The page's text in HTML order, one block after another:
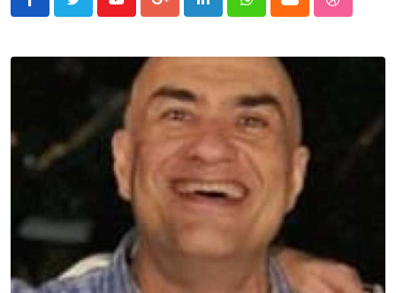
YoutubeGoogle+LinkedInWhatsappCloud